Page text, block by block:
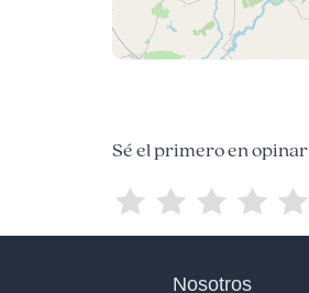
Sé el primero en opinar
Nosotros